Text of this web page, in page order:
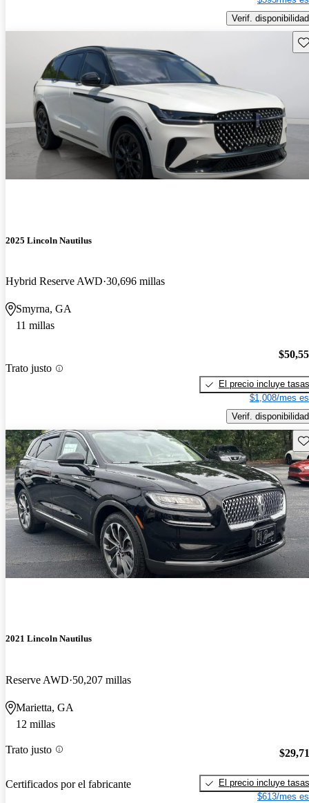
Verif. disponibilidad
2025 Lincoln Nautilus
Hybrid Reserve AWD 30,696 millas
Smyrna, GA
11 millas
Trato justo
El precio incluye tasas
$1,008/mes
Verif. disponibilidad
2021 Lincoln Nautilus
Reserve AWD 50,207 millas
Marietta, GA
12 millas
Trato justo
Certificados por el fabricante
El precio incluye tasas
$613/mes